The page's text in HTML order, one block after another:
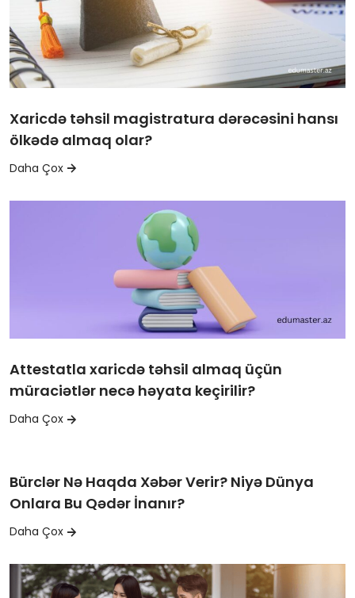
Xaricdə təhsil magistratura dərəcəsini hansı
ölkədə almaq olar?
Daha Çox
Attestatla xaricdə təhsil almaq üçün
müraciətlər necə həyata keçirilir?
Daha Çox
Bürclər Nə Haqda Xəbər Verir? Niyə Dünya
Onlara Bu Qədər İnanır?
Daha Çox